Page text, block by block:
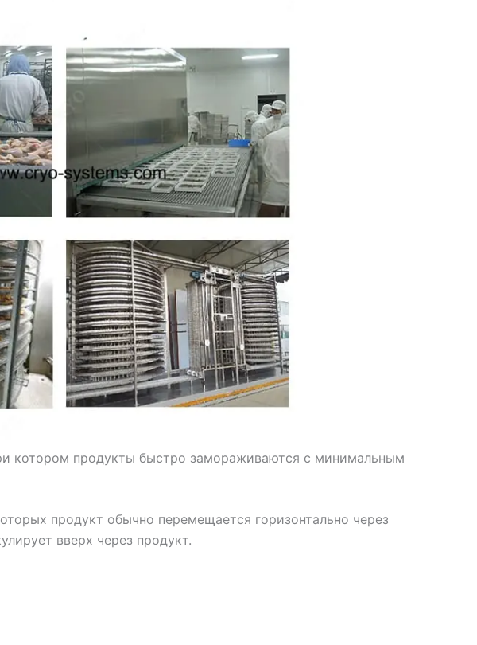
котором продукты быстро замораживаются с минимальным
продукт обычно перемещается горизонтально через
вверх через продукт.